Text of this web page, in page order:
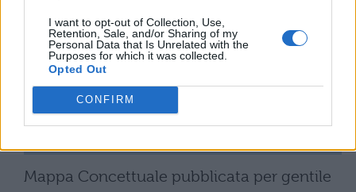
I want to opt-out of Collection, Use,
Retention, Sale, and/or Sharing of my
Personal Data that Is Unrelated with the
Purposes for which it was collected.
Opted Out
CONFIRM
Mappa Concettuale pubblicata per gentile